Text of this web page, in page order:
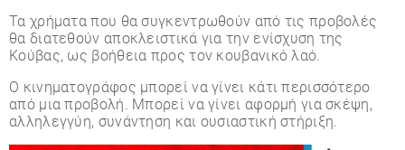
Τα χρήματα που θα συγκεντρωθούν από τις προβολές
θα διατεθούν αποκλειστικά για την ενίσχυση της
Κούβας, ως βοήθεια προς τον κουβανικό λαό.
Ο κινηματογράφος μπορεί να γίνει κάτι περισσότερο
από μια προβολή. Μπορεί να γίνει αφορμή για σκέψη,
αλληλεγγύη, συνάντηση και ουσιαστική στήριξη.